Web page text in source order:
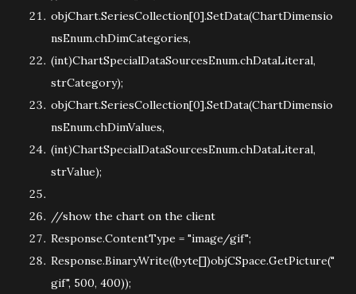
objChart.SeriesCollection[0].SetData(ChartDimensio
nsEnum.chDimCategories,
(int)ChartSpecialDataSourcesEnum.chDataLiteral,
strCategory);
objChart.SeriesCollection[0].SetData(ChartDimensio
nsEnum.chDimValues,
(int)ChartSpecialDataSourcesEnum.chDataLiteral,
strValue);
//show the chart on the client
Response.ContentType = "image/gif";
Response.BinaryWrite((byte[])objCSpace.GetPicture("
gif", 500, 400));